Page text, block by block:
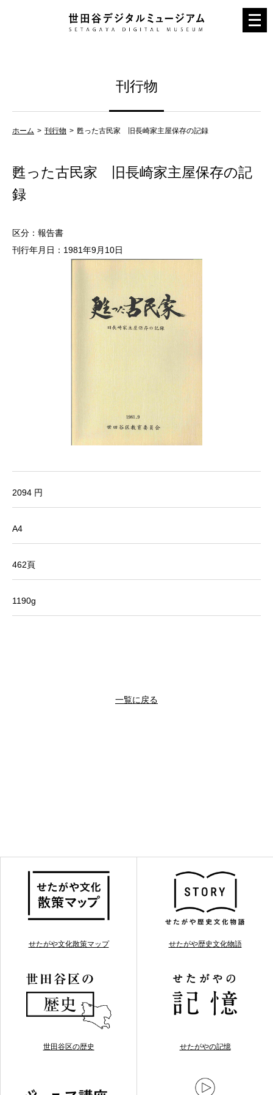
メ
ニ
刊行物
ホーム 刊行物 甦った古民家 旧長崎家主屋保存の記録
甦った古民家 旧長崎家主屋保存の記
録
区分：報告書
刊行年月日：1981年9月10日
2094 円
A4
462頁
1190g
一覧に戻る
せたがや文化散策マップ せたがや歴史文化物語
世田谷区の歴史 せたがやの記憶